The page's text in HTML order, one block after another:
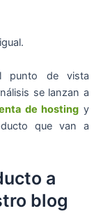
punto de vista
se lanzan a
de hosting y
que van a
a
blog